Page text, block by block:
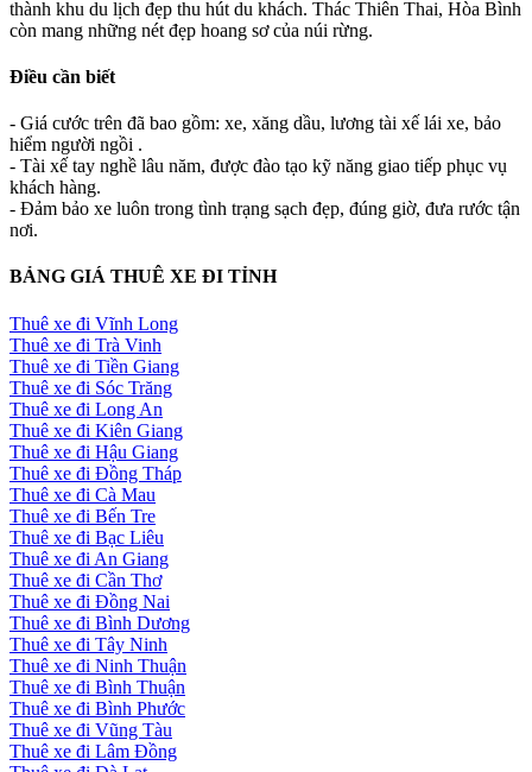
thành khu du lịch đẹp thu hút du khách. Thác Thiên Thai, Hòa Bình
còn mang những nét đẹp hoang sơ của núi rừng.
Điều cần biết
- Giá cước trên đã bao gồm: xe, xăng dầu, lương tài xế lái xe, bảo
hiểm người ngồi .
- Tài xế tay nghề lâu năm, được đào tạo kỹ năng giao tiếp phục vụ
khách hàng.
- Đảm bảo xe luôn trong tình trạng sạch đẹp, đúng giờ, đưa rước tận
nơi.
BẢNG GIÁ THUÊ XE ĐI TỈNH
Thuê xe đi Vĩnh Long
Thuê xe đi Trà Vinh
Thuê xe đi Tiền Giang
Thuê xe đi Sóc Trăng
Thuê xe đi Long An
Thuê xe đi Kiên Giang
Thuê xe đi Hậu Giang
Thuê xe đi Đồng Tháp
Thuê xe đi Cà Mau
Thuê xe đi Bến Tre
Thuê xe đi Bạc Liêu
Thuê xe đi An Giang
Thuê xe đi Cần Thơ
Thuê xe đi Đồng Nai
Thuê xe đi Bình Dương
Thuê xe đi Tây Ninh
Thuê xe đi Ninh Thuận
Thuê xe đi Bình Thuận
Thuê xe đi Bình Phước
Thuê xe đi Vũng Tàu
Thuê xe đi Lâm Đồng